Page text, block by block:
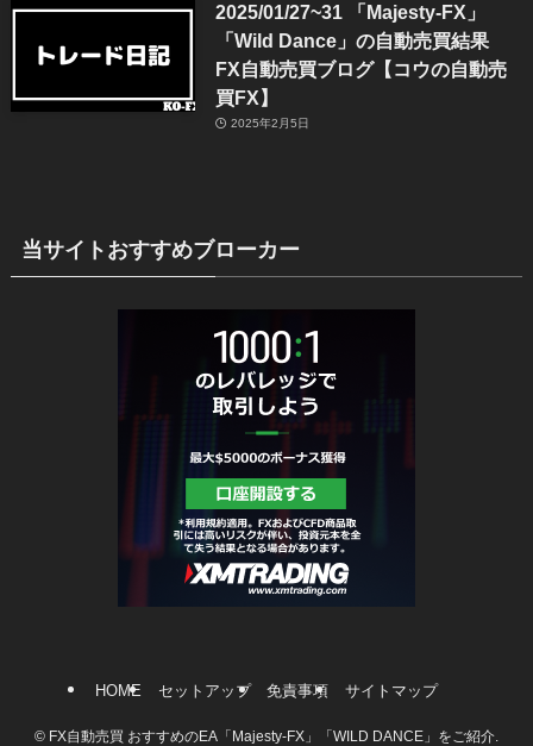
2025/01/27~31 「Majesty-FX」
「Wild Dance」の自動売買結果
FX自動売買ブログ【コウの自動売
買FX】
2025年2月5日
当サイトおすすめブローカー
HOME セットアップ 免責事項 サイトマップ
© FX自動売買 おすすめのEA「Majesty-FX」「WILD DANCE」をご紹介.